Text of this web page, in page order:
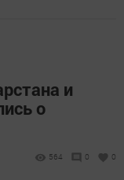
и
о
564 0 0